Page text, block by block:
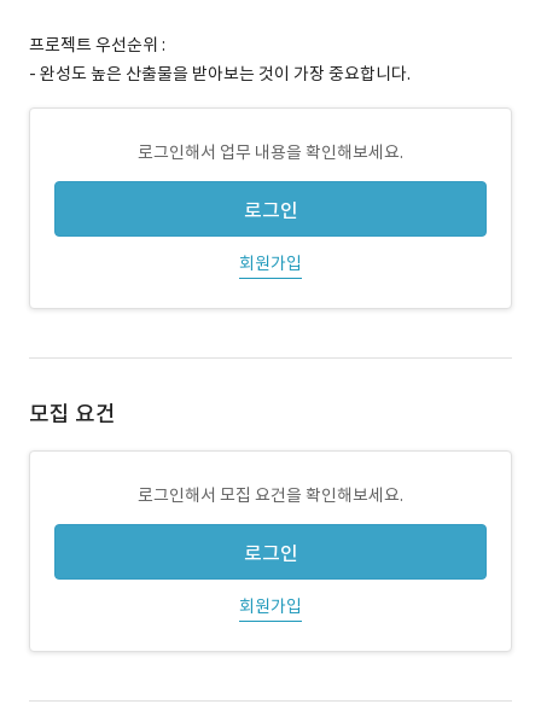
프로젝트 우선순위 :
- 완성도 높은 산출물을 받아보는 것이 가장 중요합니다.
로그인해서 업무 내용을 확인해보세요.
로그인
회원가입
모집 요건
로그인해서 모집 요건을 확인해보세요.
로그인
회원가입